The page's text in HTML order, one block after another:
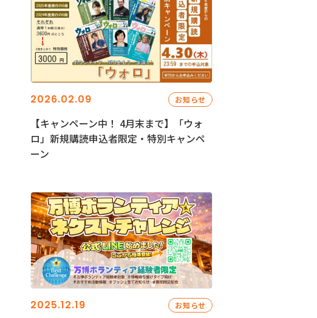
2026.02.09 お知らせ
【キャンペーン中！ 4月末まで】「ウォ
ロ」新規購読申込者限定・特別キャンペ
ーン
2025.12.19 お知らせ